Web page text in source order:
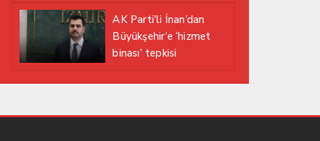
AK Parti’li İnan’dan
Büyükşehir’e ‘hizmet
binası’ tepkisi